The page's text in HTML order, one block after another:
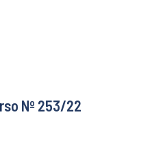
Nº 253/22